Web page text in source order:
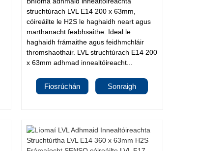
struchtúrach LVL E14 200 x 63mm,
cóireáilte le H2S le haghaidh neart agus
marthanacht feabhsaithe. Ideal le
haghaidh frámaithe agus feidhmchláir
thromshaothair. LVL struchtúrach E14 200
x 63mm adhmad innealtóireacht...
Fiosrúchán Sonraigh